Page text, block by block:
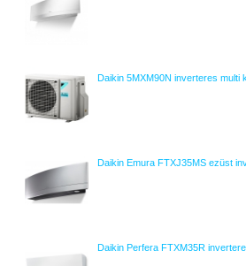
Daikin 5MXM90N inverteres multi
Daikin Emura FTXJ35MS ezüst
Daikin Perfera FTXM35R